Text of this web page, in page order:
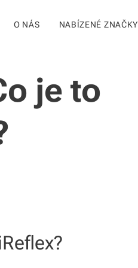
O NÁS NABÍZENÉ ZNAČKY
je to